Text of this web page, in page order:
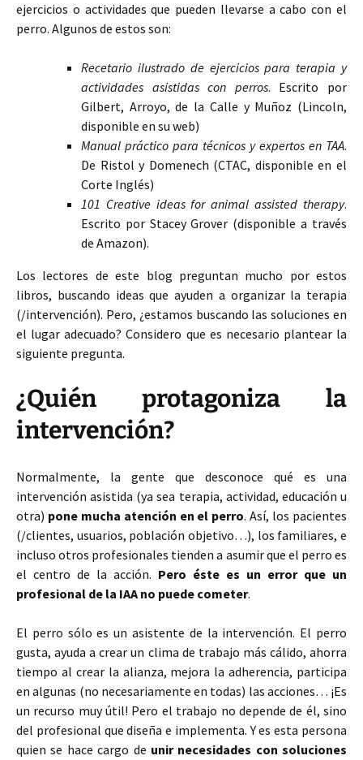
ejercicios o actividades que pueden llevarse a cabo con el
perro. Algunos de estos son:
Recetario ilustrado de ejercicios para terapia y
actividades asistidas con perros. Escrito por
Gilbert, Arroyo, de la Calle y Muñoz (Lincoln,
disponible en su web)
Manual práctico para técnicos y expertos en TAA.
De Ristol y Domenech (CTAC, disponible en el
Corte Inglés)
101 Creative ideas for animal assisted therapy.
Escrito por Stacey Grover (disponible a través
de Amazon).
Los lectores de este blog preguntan mucho por estos
libros, buscando ideas que ayuden a organizar la terapia
(/intervención). Pero, ¿estamos buscando las soluciones en
el lugar adecuado? Considero que es necesario plantear la
siguiente pregunta.
¿Quién protagoniza la
intervención?
Normalmente, la gente que desconoce qué es una
intervención asistida (ya sea terapia, actividad, educación u
otra) pone mucha atención en el perro. Así, los pacientes
(/clientes, usuarios, población objetivo…), los familiares, e
incluso otros profesionales tienden a asumir que el perro es
el centro de la acción. Pero éste es un error que un
profesional de la IAA no puede cometer.
El perro sólo es un asistente de la intervención. El perro
gusta, ayuda a crear un clima de trabajo más cálido, ahorra
tiempo al crear la alianza, mejora la adherencia, participa
en algunas (no necesariamente en todas) las acciones… ¡Es
un recurso muy útil! Pero el trabajo no depende de él, sino
del profesional que diseña e implementa. Y es esta persona
quien se hace cargo de unir necesidades con soluciones